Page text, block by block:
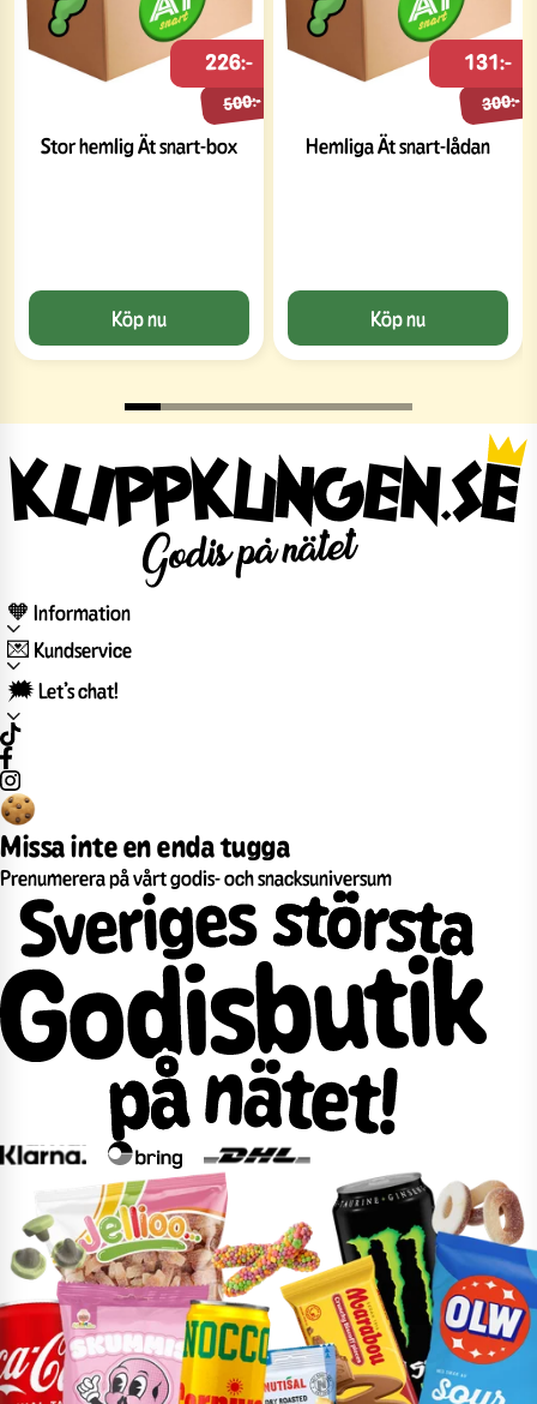
Stor hemlig Ät snart-box
500:-
226:-
Köp nu
Hemliga Ät snart-lådan
300:-
131:-
Köp nu
🧡 Information
💌 Kundservice
🗯️ Let’s chat!
Missa inte en enda tugga
Prenumerera på vårt godis- och snacksuniversum